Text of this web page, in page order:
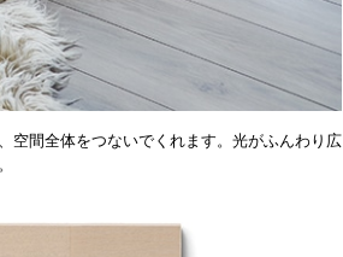
空間全体をつないでくれます。光がふんわり広